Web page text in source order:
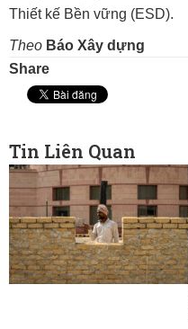
Thiết kế Bền vững (ESD).
Theo Báo Xây dựng
Share
Tin Liên Quan